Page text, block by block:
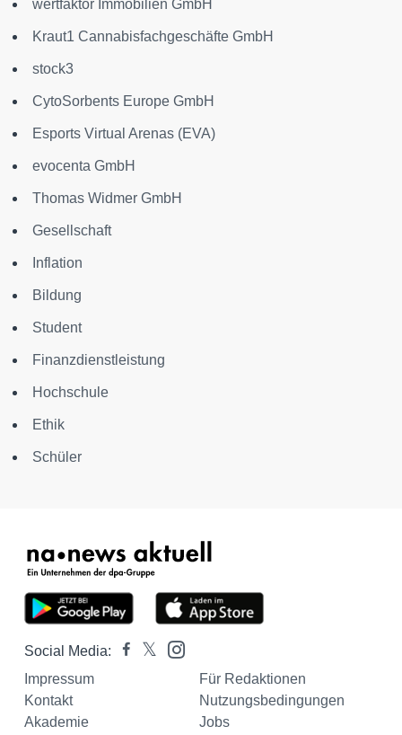
wertfaktor Immobilien GmbH
Kraut1 Cannabisfachgeschäfte GmbH
stock3
CytoSorbents Europe GmbH
Esports Virtual Arenas (EVA)
evocenta GmbH
Thomas Widmer GmbH
Gesellschaft
Inflation
Bildung
Student
Finanzdienstleistung
Hochschule
Ethik
Schüler
Social Media:
Impressum
Für Redaktionen
Kontakt
Nutzungsbedingungen
Akademie
Jobs